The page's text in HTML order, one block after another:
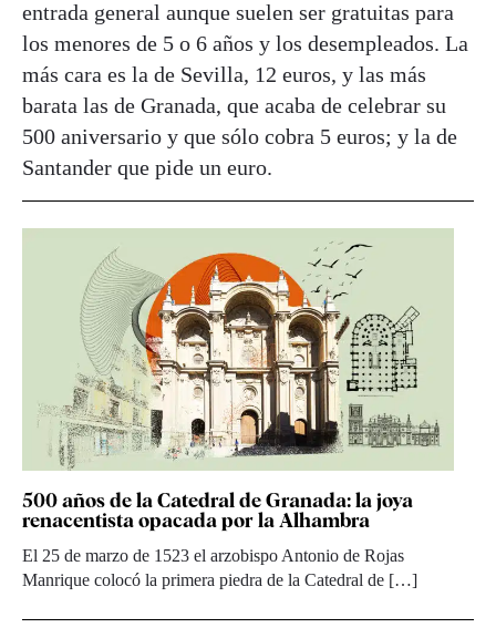
entrada general aunque suelen ser gratuitas para
los menores de 5 o 6 años y los desempleados. La
más cara es la de Sevilla, 12 euros, y las más
barata las de Granada, que acaba de celebrar su
500 aniversario y que sólo cobra 5 euros; y la de
Santander que pide un euro.
500 años de la Catedral de Granada: la joya
renacentista opacada por la Alhambra
El 25 de marzo de 1523 el arzobispo Antonio de Rojas
Manrique colocó la primera piedra de la Catedral de […]